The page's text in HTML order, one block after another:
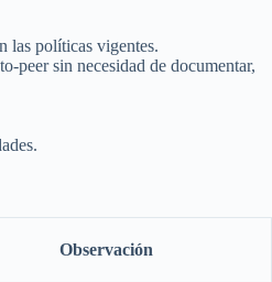
las políticas vigentes.
peer sin necesidad de documentar,
Observación